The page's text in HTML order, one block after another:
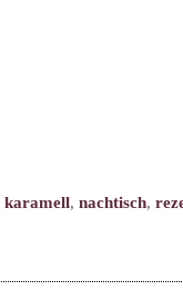
karamell, nachtisch,